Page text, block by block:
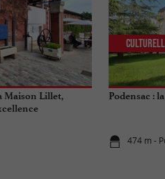
Maison Lillet,
Podensac :
474 m -